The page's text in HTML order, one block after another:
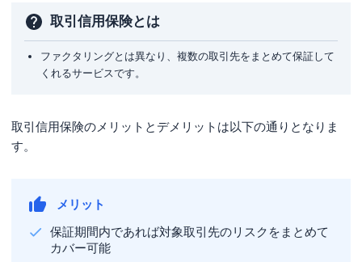
取引信用保険とは
ファクタリングとは異なり、複数の取引先をまとめて保証して
くれるサービスです。
取引信用保険のメリットとデメリットは以下の通りとなりま
す。
メリット
保証期間内であれば対象取引先のリスクをまとめて
カバー可能